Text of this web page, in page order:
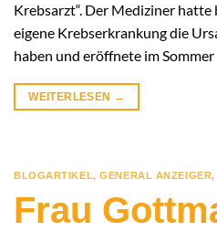
Krebsarzt“. Der Mediziner
eigene Krebserkrankung die
haben und eröffnete im
WEITERLESEN →
BLOGARTIKEL,GENERAL ANZEIGER,
Frau